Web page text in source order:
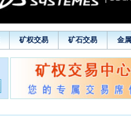
矿权交易 矿石交易 金